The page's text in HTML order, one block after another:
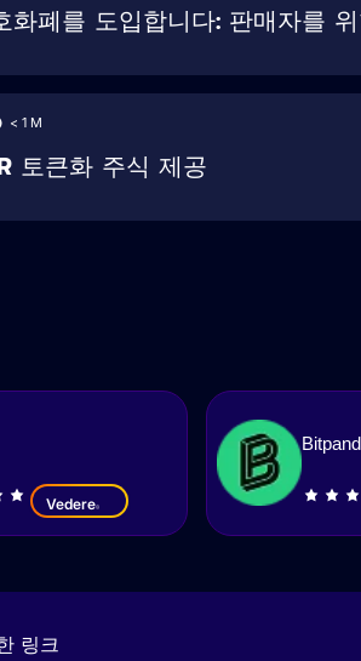
화폐를 도입합니다: 판매자를
< 1 M
토큰화 주식 제공
Vedere
링크